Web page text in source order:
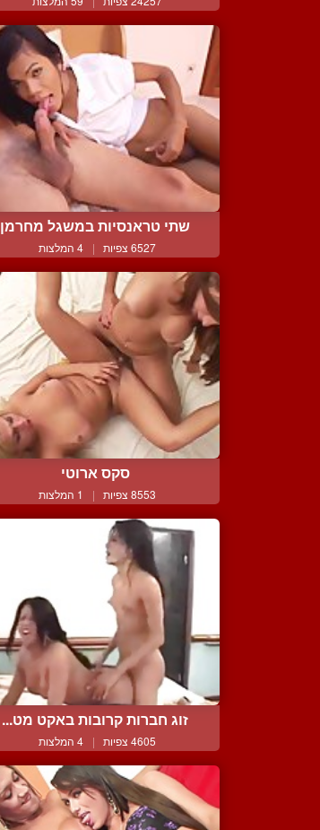
שתי טראנסיות במשגל מחרמן
6527 צפיות | 4 המלצות
סקס ארוטי
8553 צפיות | 1 המלצות
זוג חברות קרובות באקט מט...
4605 צפיות | 4 המלצות